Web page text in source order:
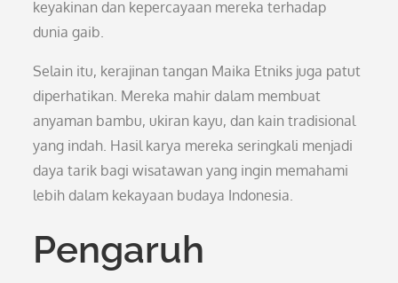
keyakinan dan kepercayaan mereka terhadap
dunia gaib.
Selain itu, kerajinan tangan Maika Etniks juga patut
diperhatikan. Mereka mahir dalam membuat
anyaman bambu, ukiran kayu, dan kain tradisional
yang indah. Hasil karya mereka seringkali menjadi
daya tarik bagi wisatawan yang ingin memahami
lebih dalam kekayaan budaya Indonesia.
Pengaruh